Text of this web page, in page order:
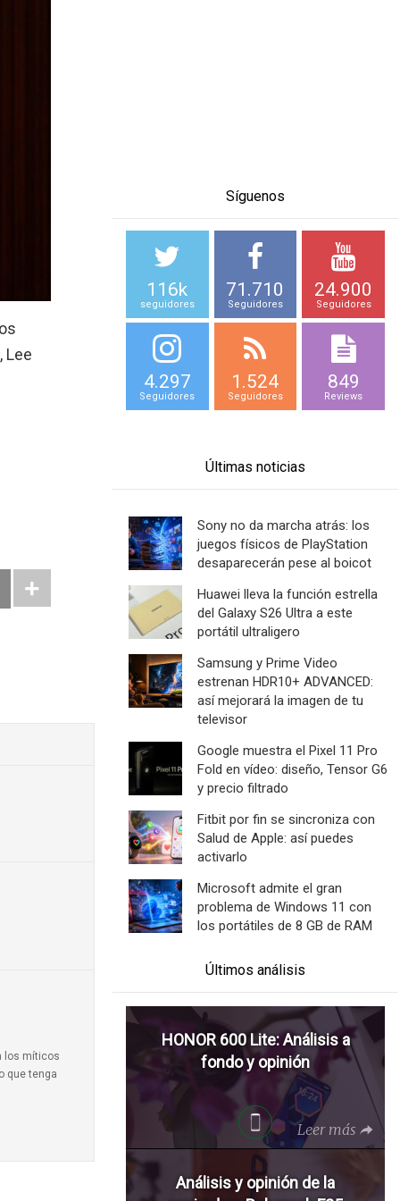
Lee
los míticos
que tenga
Síguenos
116k
seguidores
71.710
Seguidores
24.900
Seguidores
4.297
Seguidores
1.524
Seguidores
849
Reviews
Últimas noticias
Sony no da marcha atrás: los
juegos físicos de PlayStation
desaparecerán pese al boicot
Huawei lleva la función estrella
del Galaxy S26 Ultra a este
portátil ultraligero
Samsung y Prime Video
estrenan HDR10+ ADVANCED:
así mejorará la imagen de tu
televisor
Google muestra el Pixel 11 Pro
Fold en vídeo: diseño, Tensor G6
y precio filtrado
Fitbit por fin se sincroniza con
Salud de Apple: así puedes
activarlo
Microsoft admite el gran
problema de Windows 11 con
los portátiles de 8 GB de RAM
Últimos análisis
HONOR 600 Lite: Análisis a
fondo y opinión
Leer más
Análisis y opinión de la